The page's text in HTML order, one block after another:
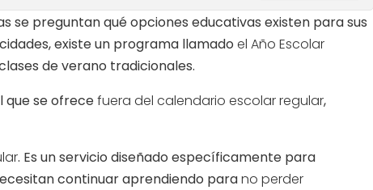
se preguntan qué opciones educativas existen para sus
existe un programa llamadoel Año Escolar
de verano tradicionales.
que se ofrecefuera del calendario escolar regular,
. Es un servicio diseñado específicamente para
continuar aprendiendo parano perder